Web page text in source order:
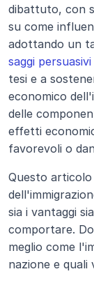
dibattuto, con
su come
adottando un
saggi persuasivi
tesi e a
economico
delle
effetti
favorevoli o
Questo
sia i vantaggi
comportare.
meglio come
nazione e quali